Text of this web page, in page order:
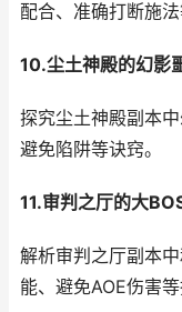
配合、准确打断施法
10.尘土神殿的幻影
探究尘土神殿副本
避免陷阱等诀窍。
11.审判之厅的大
解析审判之厅副本
能、避免AOE伤害等